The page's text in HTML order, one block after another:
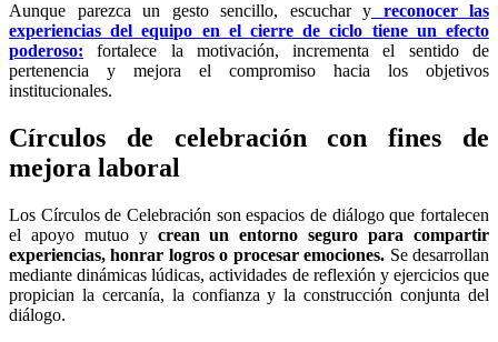
Aunque parezca un gesto sencillo, escuchar y reconocer las
experiencias del equipo en el cierre de ciclo tiene un efecto
poderoso: fortalece la motivación, incrementa el sentido de
pertenencia y mejora el compromiso hacia los objetivos
institucionales.
Círculos de celebración con fines de
mejora laboral
Los Círculos de Celebración son espacios de diálogo que fortalecen
el apoyo mutuo y crean un entorno seguro para compartir
experiencias, honrar logros o procesar emociones. Se desarrollan
mediante dinámicas lúdicas, actividades de reflexión y ejercicios que
propician la cercanía, la confianza y la construcción conjunta del
diálogo.